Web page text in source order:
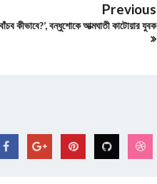
Previous
কীভাবে?’, বন্ধুশোকে আত্মঘাতী কাটোয়ার যুবক